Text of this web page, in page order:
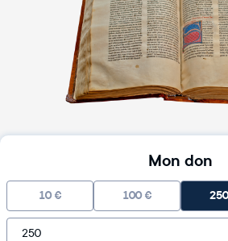
Mon don
10 € 100 € 250